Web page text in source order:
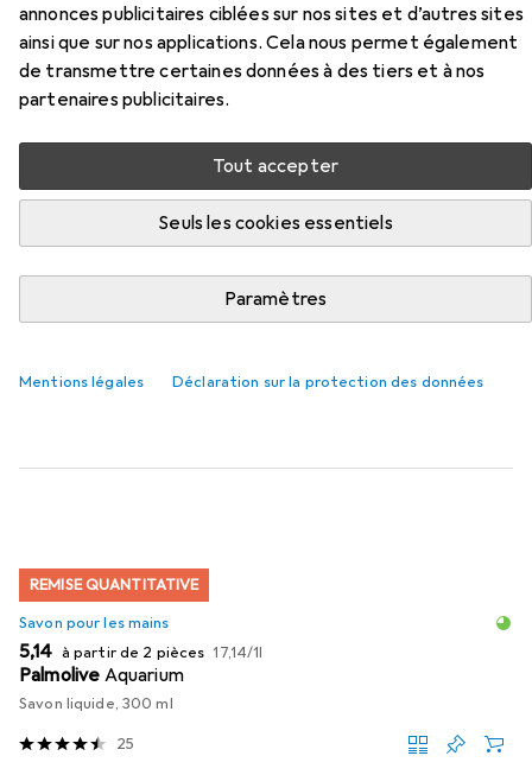
annonces publicitaires ciblées sur nos sites et d’autres sites
ainsi que sur nos applications. Cela nous permet également
de transmettre certaines données à des tiers et à nos
partenaires publicitaires.
Tout accepter
Seuls les cookies essentiels
Paramètres
Mentions légales Déclaration sur la protection des données
Ici, vous trouverez des accessoires compatibles avec le
produit Wenko Agropoli de la catégorie Savon pour les
mains.
Pertinence
EUR
6,47 EUR
Savon liquide, 500 ml
REMISE QUANTITATIVE
Savon pour les mains
EUR
5,14 à partir de 2 pièces EUR
17,14/1l
Palmolive Aquarium
Savon liquide, 300 ml
25